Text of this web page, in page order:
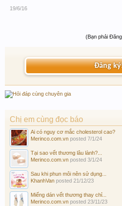
19/6/16
(Bạn phải
Đăng
Chị em cùng đọc báo
Ai có nguy cơ mắc cholesterol cao?
Merinco.com.vn posted 7/1/24
Tại sao vết thương lâu lành?...
Merinco.com.vn posted 3/1/24
Sau khi phun môi nên sử dụng...
KhanhVan posted 21/12/23
Miếng dán vết thương thay chỉ...
Merinco.com.vn posted 23/11/23